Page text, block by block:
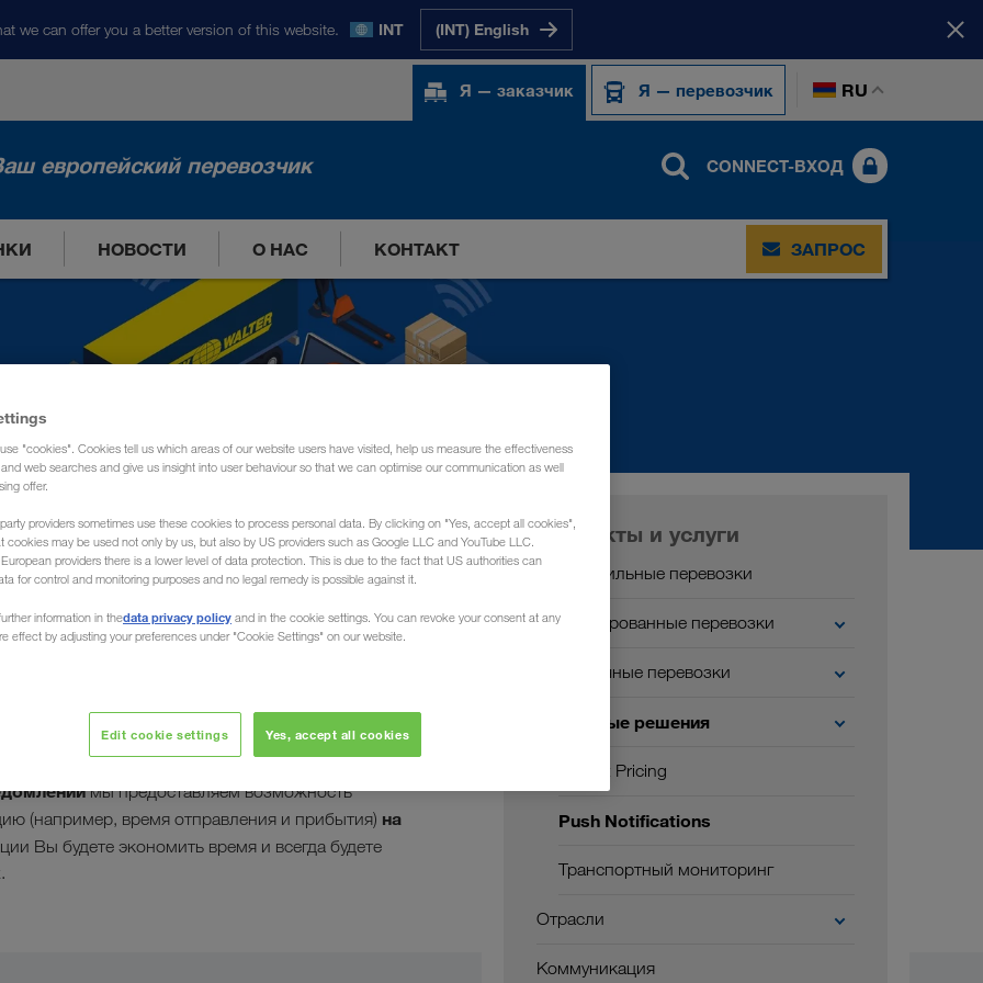
we can offer you a better version of this website. INT (INT) English
Я — заказчик Я — перевозчик RU
европейский перевозчик CONNECT-ВХОД
НОВОСТИ О НАС КОНТАКТ ЗАПРОС
благодаря нашим
клиентов имеют огромное значение.
мы предоставляем возможность
(например, время отправления и прибытия) на
Вы будете экономить время и всегда будете
Продукты и услуги
Автомобильные перевозки
Комбинированные перевозки
Экологичные перевозки
Цифровые решения
Instant Pricing
Push Notifications
Транспортный мониторинг
Отрасли
Коммуникация
"cookies". Cookies tell us which areas of our website users have visited, help us measure the effectiveness
web searches and give us insight into user behaviour so that we can optimise our communication as well
offer.
providers sometimes use these cookies to process personal data. By clicking on "Yes, accept all cookies",
cookies may be used not only by us, but also by US providers such as Google LLC and YouTube LLC.
providers there is a lower level of data protection. This is due to the fact that US authorities can
for control and monitoring purposes and no legal remedy is possible against it.
information in thedata privacy policy and in the cookie settings. You can revoke your consent at any
effect by adjusting your preferences under "Cookie Settings" on our website.
Edit cookie settings Yes, accept all cookies